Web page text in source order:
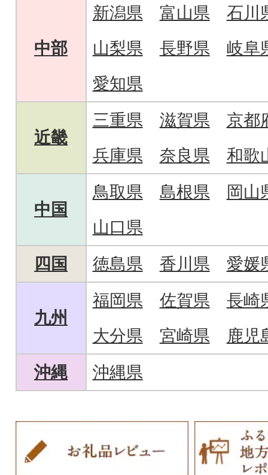
中部
新潟県 富山県
石川
山梨県
長野県
岐阜
愛知県
近畿
三重県 滋賀県
京都
兵庫県
奈良県 和歌
中国
鳥取県 島根県
岡山
山口県
四国
徳島県 香川県 愛媛
九州
福岡県 佐賀県
長崎
大分県
宮崎県
鹿児
沖縄
沖縄県